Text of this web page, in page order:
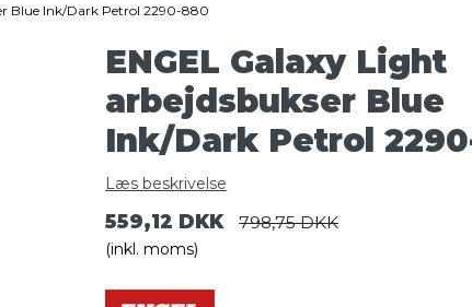
Blue Ink/Dark Petrol 2290-880
ENGEL Galaxy Light
arbejdsbukser Blue
Ink/Dark Petrol
Læs beskrivelse
559,12 DKK 798,75 DKK
(inkl. moms)